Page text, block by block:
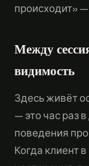
происходит»
Между
видимость
Здесь живёт
— это час раз
поведения
Когда клиент